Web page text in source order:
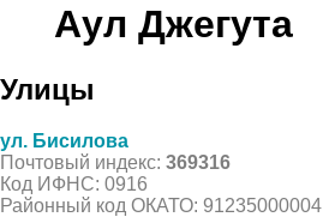
Аул Джегута
Улицы
ул. Бисилова
Почтовый индекс: 369316
Код ИФНС: 0916
Районный код ОКАТО: 91235000004